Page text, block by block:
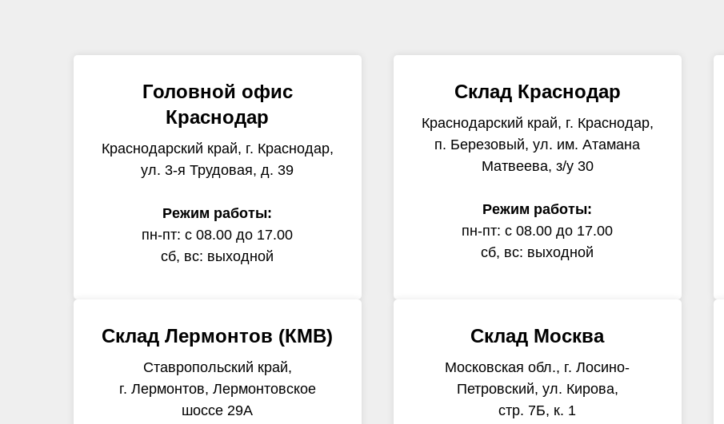
Головной офис
Краснодар
Краснодарский край, г. Краснодар,
ул. 3-я Трудовая, д. 39
Режим работы:
пн-пт: с 08.00 до 17.00
сб, вс: выходной
Склад Краснодар
Краснодарский край, г. Краснодар,
п. Березовый, ул. им. Атамана
Матвеева, з/у 30
Режим работы:
пн-пт: с 08.00 до 17.00
сб, вс: выходной
Склад Лермонтов (КМВ)
Ставропольский край,
г. Лермонтов, Лермонтовское
шоссе 29А
Склад Москва
Московская обл., г. Лосино-
Петровский, ул. Кирова,
стр. 7Б, к. 1